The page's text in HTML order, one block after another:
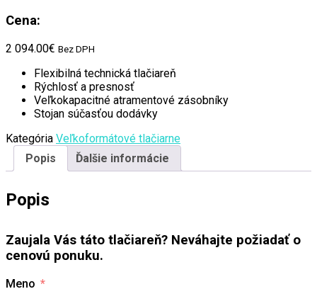
Cena:
2 094.00€ Bez DPH
Flexibilná technická tlačiareň
Rýchlosť a presnosť
Veľkokapacitné atramentové zásobníky
Stojan súčasťou dodávky
Kategória Veľkoformátové tlačiarne
Popis
Ďalšie informácie
Popis
Zaujala Vás táto tlačiareň? Neváhajte požiadať o
cenovú ponuku.
Meno